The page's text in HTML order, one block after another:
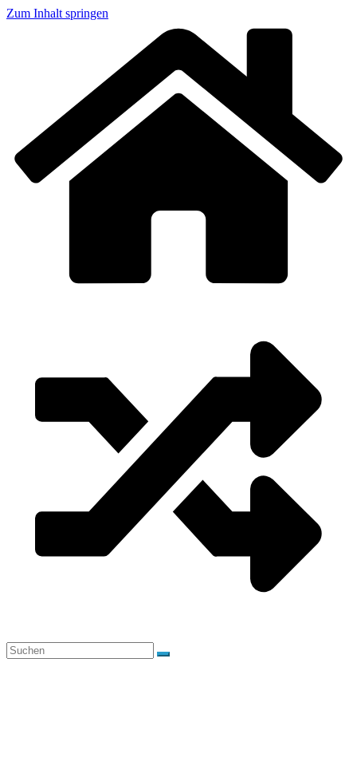
Zum Inhalt springen